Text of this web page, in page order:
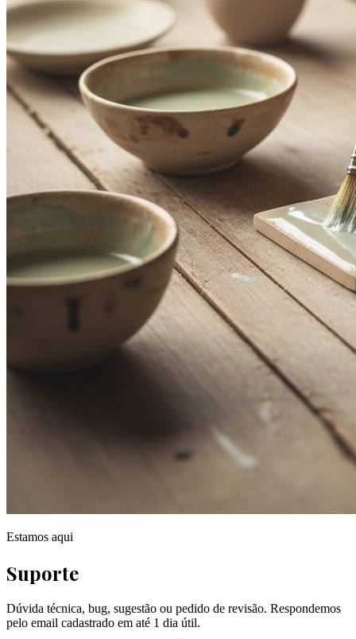
Estamos aqui
Suporte
Dúvida técnica, bug, sugestão ou pedido de revisão. Respondemos
pelo email cadastrado em até 1 dia útil.